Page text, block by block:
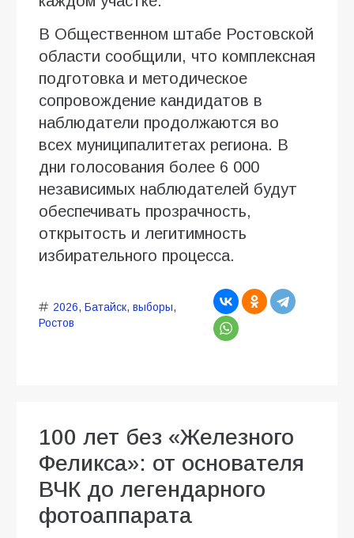
В Общественном штабе Ростовской
области сообщили, что комплексная
подготовка и методическое
сопровождение кандидатов в
наблюдатели продолжаются во
всех муниципалитетах региона. В
дни голосования более 6 000
независимых наблюдателей будут
обеспечивать прозрачность,
открытость и легитимность
избирательного процесса.
2026, Батайск, выборы,
Ростов
100 лет без «Железного
Феликса»: от основателя
ВЧК до легендарного
фотоаппарата